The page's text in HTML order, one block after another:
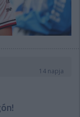
14 napja